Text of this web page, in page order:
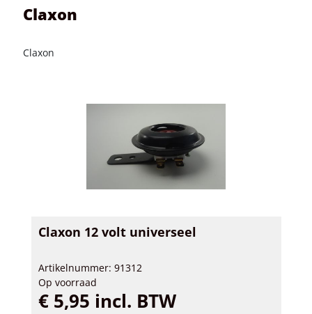
Claxon
Claxon
Claxon 12 volt universeel
Artikelnummer: 91312
Op voorraad
€ 5,95 incl. BTW